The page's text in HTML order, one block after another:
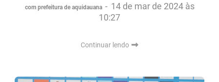
com prefeitura de aquidauana - 14 de mar de 2024 às
10:27
Continuar lendo